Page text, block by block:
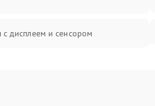
дисплеем и сенсором